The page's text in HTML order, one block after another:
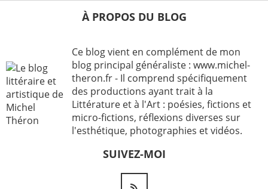
À PROPOS DU BLOG
Ce blog vient en complément de mon
blog principal généraliste : www.michel-
theron.fr - Il comprend spécifiquement
des productions ayant trait à la
Littérature et à l'Art : poésies, fictions et
micro-fictions, réflexions diverses sur
l'esthétique, photographies et vidéos.
SUIVEZ-MOI